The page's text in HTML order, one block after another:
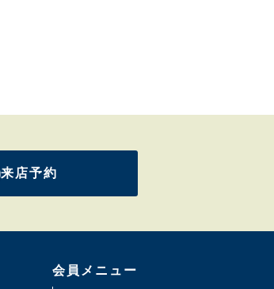
来店予約
会員メニュー